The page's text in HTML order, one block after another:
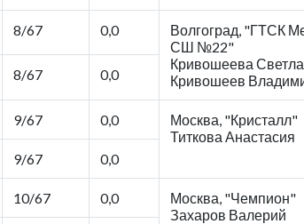
8/67 0,0
Волгоград, "ГТСК
СШ №22"
Кривошеева
Кривошеев
8/67 0,0
9/67 0,0
Москва, "Кристалл"
Титкова Анастасия
9/67 0,0
10/67 0,0
Москва, "Чемпион"
Захаров Валерий